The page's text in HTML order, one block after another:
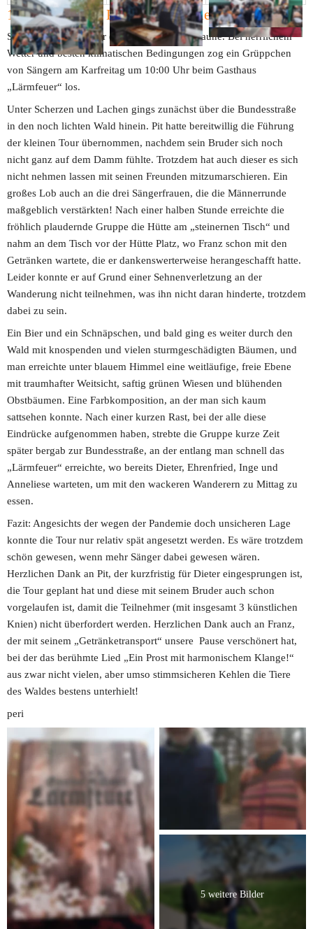
15. April 2022 - Karfreitagswanderung
Sommer – Superwetter (Vollmond!) – gute Laune. Bei herrlichem
Wetter und besten klimatischen Bedingungen zog ein Grüppchen
von Sängern am Karfreitag um 10:00 Uhr beim Gasthaus
„Lärmfeuer“ los.
Unter Scherzen und Lachen gings zunächst über die Bundesstraße
in den noch lichten Wald hinein. Pit hatte bereitwillig die Führung
der kleinen Tour übernommen, nachdem sein Bruder sich noch
nicht ganz auf dem Damm fühlte. Trotzdem hat auch dieser es sich
nicht nehmen lassen mit seinen Freunden mitzumarschieren. Ein
großes Lob auch an die drei Sängerfrauen, die die Männerrunde
maßgeblich verstärkten! Nach einer halben Stunde erreichte die
fröhlich plaudernde Gruppe die Hütte am „steinernen Tisch“ und
nahm an dem Tisch vor der Hütte Platz, wo Franz schon mit den
Getränken wartete, die er dankenswerterweise herangeschafft hatte.
Leider konnte er auf Grund einer Sehnenverletzung an der
Wanderung nicht teilnehmen, was ihn nicht daran hinderte, trotzdem
dabei zu sein.
Ein Bier und ein Schnäpschen, und bald ging es weiter durch den
Wald mit knospenden und vielen sturmgeschädigten Bäumen, und
man erreichte unter blauem Himmel eine weitläufige, freie Ebene
mit traumhafter Weitsicht, saftig grünen Wiesen und blühenden
Obstbäumen. Eine Farbkomposition, an der man sich kaum
sattsehen konnte. Nach einer kurzen Rast, bei der alle diese
Eindrücke aufgenommen haben, strebte die Gruppe kurze Zeit
später bergab zur Bundesstraße, an der entlang man schnell das
„Lärmfeuer“ erreichte, wo bereits Dieter, Ehrenfried, Inge und
Anneliese warteten, um mit den wackeren Wanderern zu Mittag zu
essen.
Fazit: Angesichts der wegen der Pandemie doch unsicheren Lage
konnte die Tour nur relativ spät angesetzt werden. Es wäre trotzdem
schön gewesen, wenn mehr Sänger dabei gewesen wären.
Herzlichen Dank an Pit, der kurzfristig für Dieter eingesprungen ist,
die Tour geplant hat und diese mit seinem Bruder auch schon
vorgelaufen ist, damit die Teilnehmer (mit insgesamt 3 künstlichen
Knien) nicht überfordert werden. Herzlichen Dank auch an Franz,
der mit seinem „Getränketransport“ unsere  Pause verschönert hat,
bei der das berühmte Lied „Ein Prost mit harmonischem Klange!“
aus zwar nicht vielen, aber umso stimmsicheren Kehlen die Tiere
des Waldes bestens unterhielt!
peri
5 weitere Bilder